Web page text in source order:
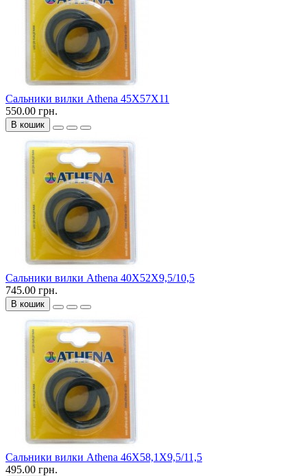
Сальники вилки Athena 45X57X11
550.00 грн.
В кошик
Сальники вилки Athena 40X52X9,5/10,5
745.00 грн.
В кошик
Сальники вилки Athena 46X58,1X9,5/11,5
495.00 грн.